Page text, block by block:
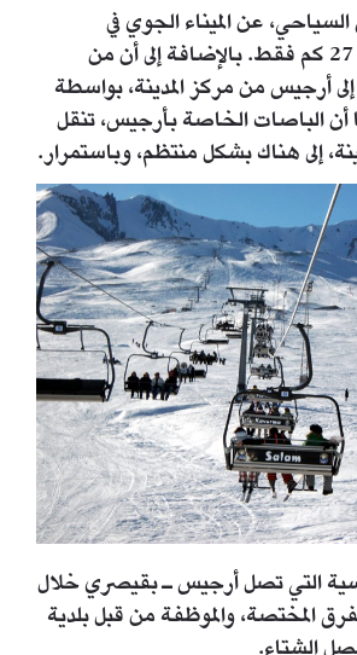
عن الميناء الجوي في
"أركيليت"، مسافة 27 كم فقط. بالإضافة إلى أن من
أرجيس من مركز المدينة، بواسطة
أن الباصات الخاصة بأرجيس، تنقل
إلى هناك بشكل منتظم، وباستمرار.
التي تصل أرجيس ـ بقيصري خلال
المختصة، والموظفة من قبل بلدية